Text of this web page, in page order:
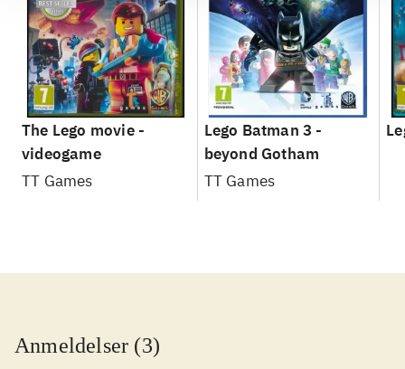
The Lego movie -
videogame
TT Games
Lego Batman 3 -
beyond Gotham
TT Games
Anmeldelser (3)